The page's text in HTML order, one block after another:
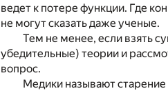
ведет к потере функции. Где
не могут сказать даже ученые.
Тем не менее, если взять
убедительные) теории и
вопрос.
Медики называют